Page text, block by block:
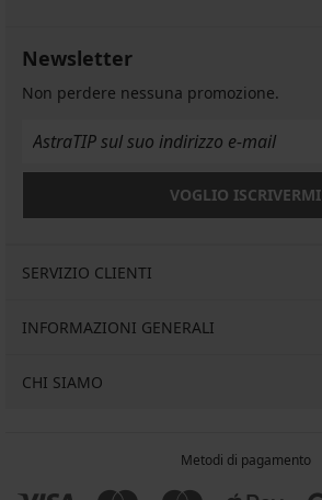
Newsletter
Non perdere nessuna promozione.
VOGLIO ISCRIVERMI
SERVIZIO CLIENTI
INFORMAZIONI GENERALI
CHI SIAMO
Metodi di pagamento